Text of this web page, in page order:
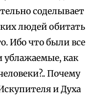
соделывает
людей обитать
Ибо что были все
как
Почему
и Духа